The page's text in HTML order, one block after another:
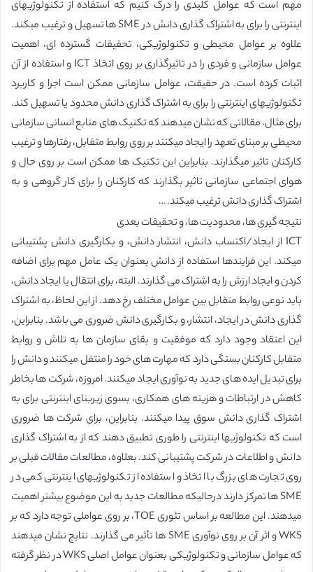
مهم است که عوامل کلیدی را درک کنیم که استفاده از تکنولوژیهای
اینترنتی را برای به اشتراک گذاری دانش در SME ها تسهیل و ترغیب میکند.
علاوه بر عوامل محیطی و تکنولوژیکی، تحقیقات گسترده ای، اهمیت
عوامل سازمانی و فردی را در تاثیرگذاری بر روی اتخاذ ICT و استفاده از آن
اثبات کرده است. در حقیقت، عوامل سازمانی ممکن است اجرا و کاربرد
تکنولوژیهای اینترنتی را برای به اشتراک گذاری دانش محدود یا تسهیل کند.
برای مثال، مقالاتی که نشان میدهند که تکنیک های منابع انسانی سازمانی
محیطی بر مبنای تعهد را ایجاد میکنند بر روی روابط متقابل، رفتارها و ترغیب
کارکنان تاثیر میگذارند. بنابراین این تکنیک ها ممکن است بر روی حال و
هوای اجتماعی سازمانی تاثیر بگذارند که کارکنان را برای کار گروهی و به
اشتراک گذاری دانش ترغیب میکند. …
نتیجه گیری ها، محدودیت ها، و تحقیقات بعدی
ICT از ایجاد/اکتساب دانش، انتشار دانش، و بکارگیری دانش پشتیبانی
میکند. این فرایندها استفاده از دانش بعنوان یک عامل مهم برای اضافه
کردن و ایجاد ارزش را به اشتراک می گذارند. البته، برای انتقال یا ایجاد دانش،
باید نوعی روابط متقابل بین عوامل مختلف رخ دهد. از این لحاظ، به اشتراک
گذاری دانش در ایجاد، انتشار، و بکارگیری دانش ضروری می باشد. بنابراین،
این اعتقاد وجود دارد که موفقیت و بقای سازمان ها به تلاش و روابط
متقابل کارکنان بستگی دارد که مهارت های خود را منتقل میکنند و دانش را
برای تبدیل ایده های جدید به نوآوری ایجاد میکنند. امروزه، شرکت ها بخاطر
کاهش در ارتباطات و هزینه های همکاری، بسوی زیربنای اینترنتی برای به
اشتراک گذاری دانش سوق پیدا میکنند. بنابراین، برای شرکت ها ضروری
است که تکنولوژیها اینترنتی را طوری تطبیق دهند که از به اشتراک گذاری
دانش و اطلاعات در شرکت پشتیبانی کند. بعلاوه، مطالعات مقالات قبلی بر
روی تجارت های بزرگ با اتخاذ و استفاده از تکنولوژیهای اینترنتی کمی در
SME ها تمرکز دارند درحالیکه مطالعات جدید به این موضوع بیشتر اهمیت
میدهند. این مطالعه بر اساس تئوری TOE، بر روی عواملی توجه دارد که بر
WKS و اثر آن بر روی نوآوری SME ها تأثیر می گذارند. نتایج نشان میدهند
که عوامل سازمانی و تکنولوژیکی بعنوان عوامل اصلی WKS در نظر گرفته